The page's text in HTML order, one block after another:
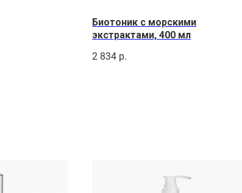
Биотоник с морскими
экстрактами, 400 мл
2 834 р.